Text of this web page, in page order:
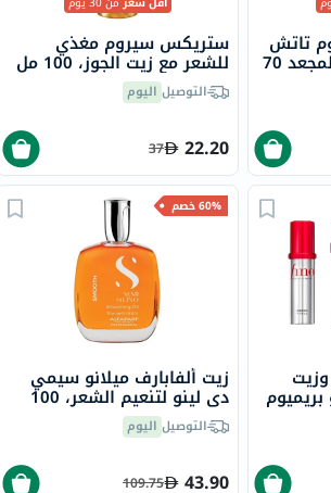
تاتش
زيت للشعر الجاف والمجعد 70
ستريكس سيروم مغذي
للشعر مع زيت الجوز، 100 مل
التوصيل اليوم
22.20
37
60% خصم
زيت ألفابارف ميلانو سيمي
دي لينو لتنعيم الشعر، 100
ملالتوصيل اليوم
43.90
109.75